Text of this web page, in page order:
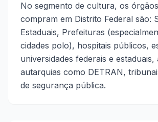
No segmento de cultura, os
compram em Distrito Federal são:
Estaduais, Prefeituras
cidades polo), hospitais públicos,
universidades federais e estaduais,
autarquias como DETRAN,
de segurança pública.